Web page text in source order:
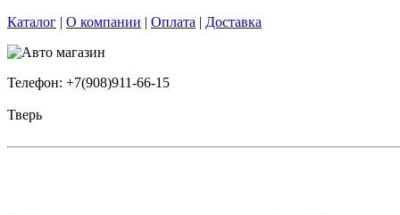
Каталог | О компании | Оплата | Доставка
Телефон: +7(908)911-66-15
Тверь